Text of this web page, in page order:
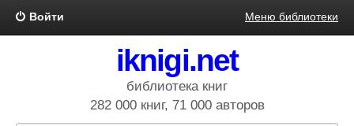
Войти Меню библиотеки
iknigi.net
библиотека книг
282 000 книг, 71 000 авторов